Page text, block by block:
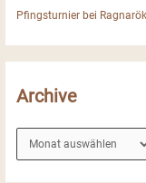
Pfingsturnier bei Ragnarök
Archive
r